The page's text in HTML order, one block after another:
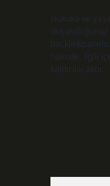
Hukuka ve
halinde, ilgili
kaldırılacaktır.